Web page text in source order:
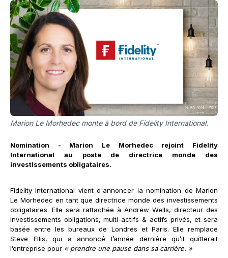
Marion Le Morhedec monte à bord de Fidelity International.
Nomination - Marion Le Morhedec rejoint Fidelity
International au poste de directrice monde des
investissements obligataires.
Fidelity International vient d'annoncer la nomination de Marion
Le Morhedec en tant que directrice monde des investissements
obligataires. Elle sera rattachée à Andrew Wells, directeur des
investissements obligations, multi-actifs & actifs privés, et sera
basée entre les bureaux de Londres et Paris. Elle remplace
Steve Ellis, qui a annoncé l’année dernière qu’il quitterait
l’entreprise pour « prendre une pause dans sa carrière. »